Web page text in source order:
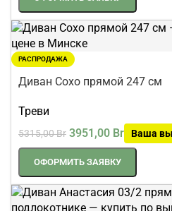
РАСПРОДАЖА
Диван Сохо прямой 247 см
Треви
5315,00Br 3951,00 Br Ваша
ОФОРМИТЬ ЗАЯВКУ